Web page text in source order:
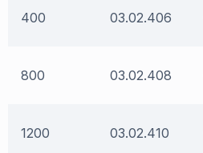
400 03.02.406
800 03.02.408
1200 03.02.410